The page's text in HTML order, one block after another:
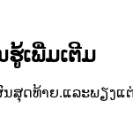
ເພີ່ມເຕີມ
ສຸດທ້າຍ.ແລະພຽງແ